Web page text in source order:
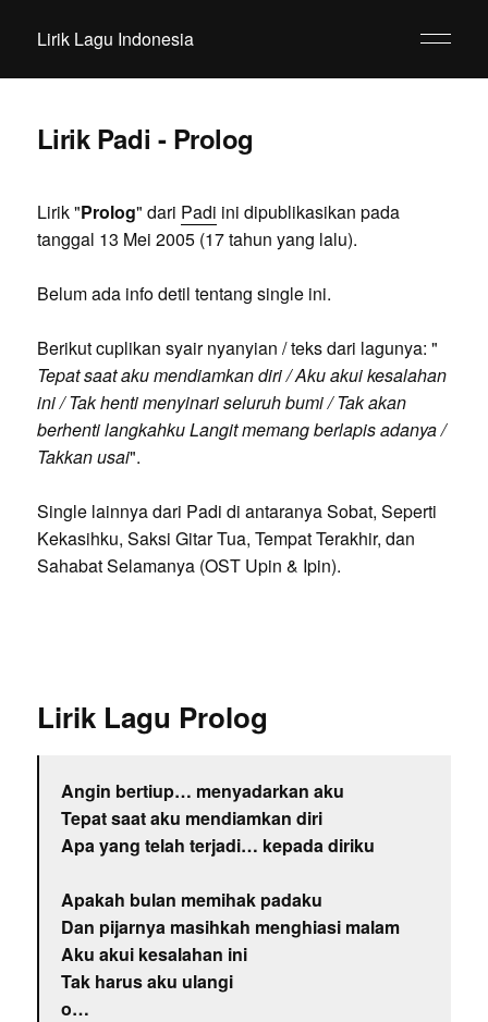
Lirik Lagu Indonesia
Lirik Padi - Prolog
Lirik "Prolog" dari Padi ini dipublikasikan pada
tanggal 13 Mei 2005 (17 tahun yang lalu).
Belum ada info detil tentang single ini.
Berikut cuplikan syair nyanyian / teks dari lagunya: "
Tepat saat aku mendiamkan diri / Aku akui kesalahan
ini / Tak henti menyinari seluruh bumi / Tak akan
berhenti langkahku Langit memang berlapis adanya /
Takkan usai".
Single lainnya dari Padi di antaranya Sobat, Seperti
Kekasihku, Saksi Gitar Tua, Tempat Terakhir, dan
Sahabat Selamanya (OST Upin & Ipin).
Lirik Lagu Prolog
Angin bertiup… menyadarkan aku
Tepat saat aku mendiamkan diri
Apa yang telah terjadi… kepada diriku
Apakah bulan memihak padaku
Dan pijarnya masihkah menghiasi malam
Aku akui kesalahan ini
Tak harus aku ulangi
o…